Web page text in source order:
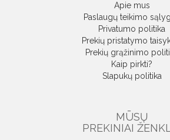
Apie mus
Paslaugų teikimo
Privatumo politika
Prekių pristatymo
Prekių grąžinimo
Kaip pirkti?
Slapukų politika
MŪSŲ
PREKINIAI